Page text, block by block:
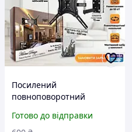
Посилений
повноповоротний
телевізора 14-55" Ваш
Готово до відправки